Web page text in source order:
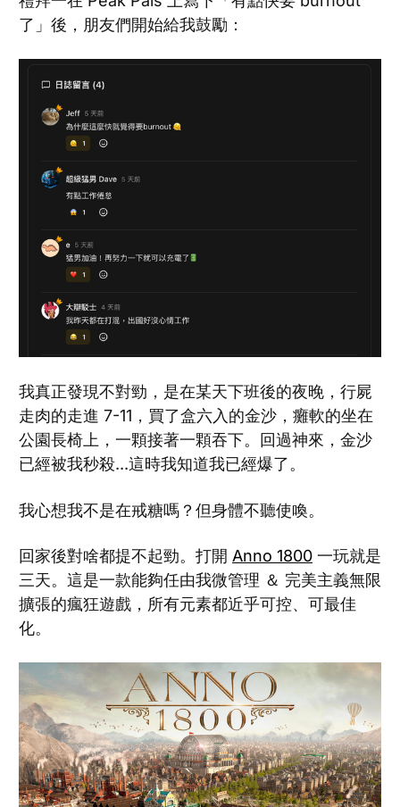
了」後，朋友們開始給我鼓勵：
我真正發現不對勁，是在某天下班後的夜晚，行屍
走肉的走進 7-11，買了盒六入的金沙，癱軟的坐在
公園長椅上，一顆接著一顆吞下。回過神來，金沙
已經被我秒殺...這時我知道我已經爆了。
我心想我不是在戒糖嗎？但身體不聽使喚。
回家後對啥都提不起勁。打開 Anno 1800 一玩就是
三天。這是一款能夠任由我微管理 ＆ 完美主義無限
擴張的瘋狂遊戲，所有元素都近乎可控、可最佳
化。